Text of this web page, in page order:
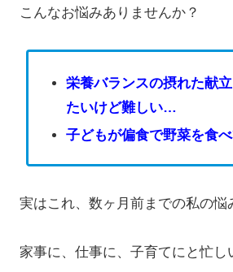
こんなお悩みありませんか？
栄養バランスの摂れた献
たいけど難しい…
子どもが偏食で野菜を食
実はこれ、数ヶ月前までの私の悩
家事に、仕事に、子育てにと忙し